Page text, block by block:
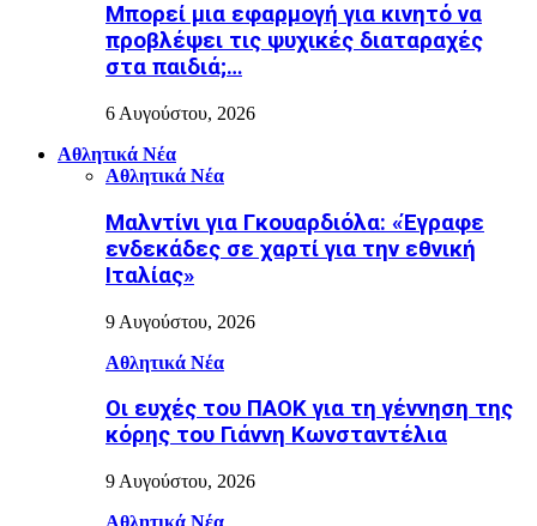
Μπορεί μια εφαρμογή για κινητό να
προβλέψει τις ψυχικές διαταραχές
στα παιδιά;…
6 Αυγούστου, 2026
Αθλητικά Νέα
Αθλητικά Νέα
Μαλντίνι για Γκουαρδιόλα: «Έγραφε
ενδεκάδες σε χαρτί για την εθνική
Ιταλίας»
9 Αυγούστου, 2026
Αθλητικά Νέα
Οι ευχές του ΠΑΟΚ για τη γέννηση της
κόρης του Γιάννη Κωνσταντέλια
9 Αυγούστου, 2026
Αθλητικά Νέα